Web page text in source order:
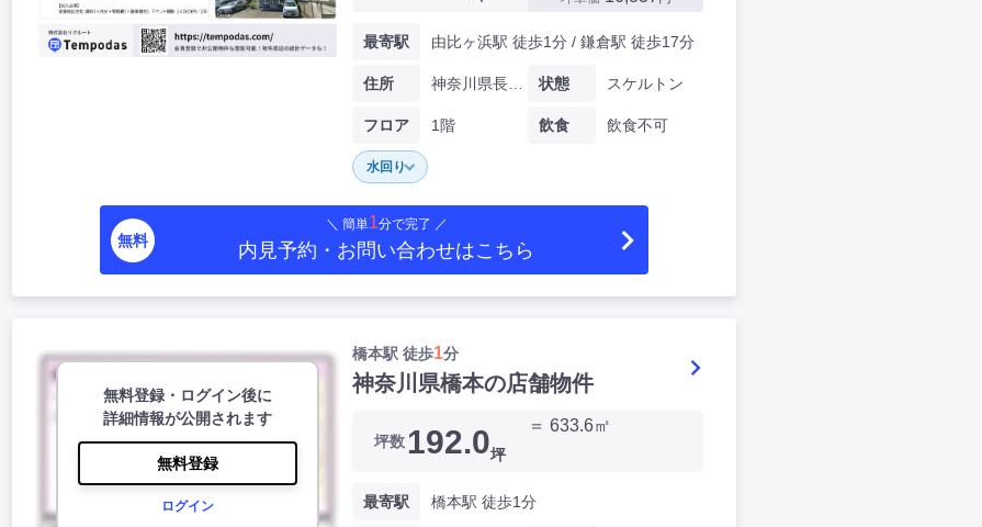
最寄駅 由比ヶ浜駅 徒歩1分 / 鎌倉駅 徒歩17分
住所
フロア 1階
状態 スケルトン
飲食 飲食不可
水回り
無料
＼ 簡単1分で完了 ／
内見予約・お問い合わせはこちら
無料登録・ログイン後に
詳細情報が公開されます
無料登録
ログイン
橋本駅 徒歩1分
神奈川県橋本の店舗物件
坪数 192.0坪
＝ 633.6㎡
最寄駅 橋本駅 徒歩1分